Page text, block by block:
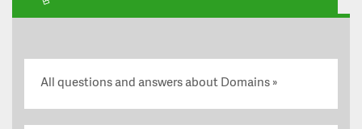
All questions and answers about Domains